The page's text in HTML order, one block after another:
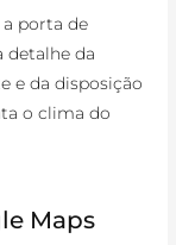
porta de
detalhe da
e da disposição
o clima do
Maps